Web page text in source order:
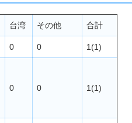
台湾 その他 合計
0 0 1(1)
0 0 1(1)